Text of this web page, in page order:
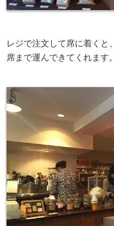
レジで注文して席に着くと
席まで運んできてくれます。